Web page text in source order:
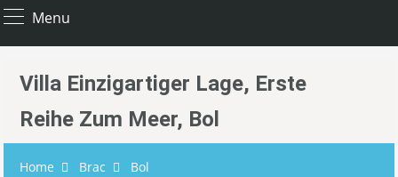
Menu
Villa Einzigartiger Lage, Erste
Reihe Zum Meer, Bol
Home Brac Bol